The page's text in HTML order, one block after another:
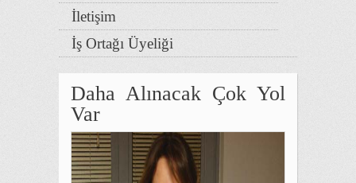
İletişim
İş Ortağı Üyeliği
Daha Alınacak Çok Yol
Var